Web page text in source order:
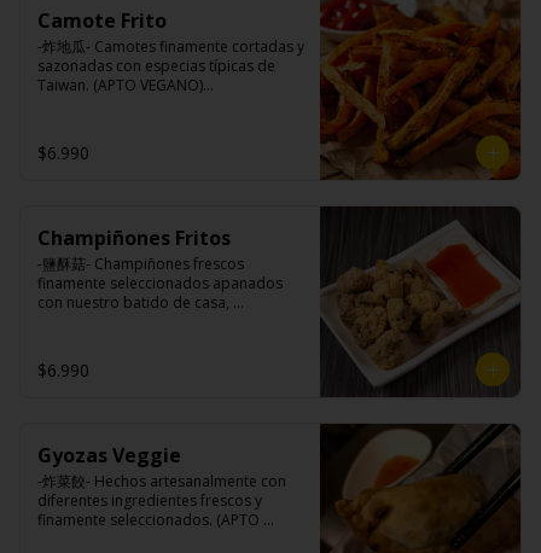
Camote Frito
-炸地瓜- Camotes finamente cortadas y
sazonadas con especias típicas de
Taiwan. (APTO VEGANO)
Ingredientes:
$6.990
Champiñones Fritos
-鹽酥菇- Champiñones frescos
finamente seleccionados apanados
con nuestro batido de casa,
por dentro.
Champiñones, pimienta, sal, ajo,
cebollín, azúcar), huevo, aceite, agua,
maicena, harina tapioca, harina trigo,
sal.
$6.990
Gyozas Veggie
-炸菜餃- Hechos artesanalmente con
diferentes ingredientes frescos y
finamente seleccionados. (APTO